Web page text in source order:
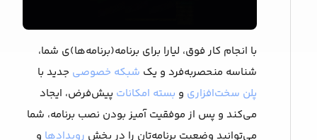
با انجام کار فوق، لیارا برای برنامه(برنامه‌ها)ی شما،
شناسه منحصربه‌فرد و یک شبکه خصوصی جدید با
پلن سخت‌افزاری و بسته امکانات پیش‌فرض، ایجاد
می‌کند و پس از موفقیت آمیز بودن نصب برنامه، شما
می‌توانید وضعیت برنامه‌تان را در بخش رویدادها و